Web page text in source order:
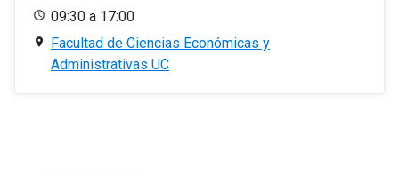
09:30 a 17:00
Facultad de Ciencias Económicas y
Administrativas UC